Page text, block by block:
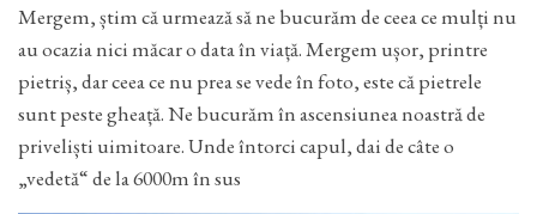
Mergem, știm că urmează să ne bucurăm de ceea ce mulți nu
au ocazia nici măcar o data în viață. Mergem ușor, printre
pietriș, dar ceea ce nu prea se vede în foto, este că pietrele
sunt peste gheață. Ne bucurăm în ascensiunea noastră de
priveliști uimitoare. Unde întorci capul, dai de câte o
„vedetă“ de la 6000m în sus